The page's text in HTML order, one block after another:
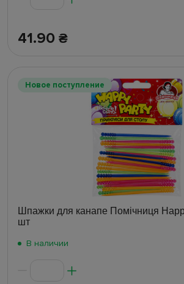
41.90 ₴
Новое поступление
Шпажки для канапе Помічниця
шт
В наличии